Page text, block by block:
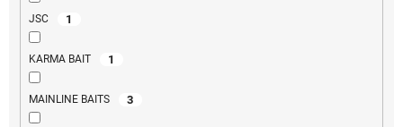
JSC 1
KARMA BAIT 1
MAINLINE BAITS 3